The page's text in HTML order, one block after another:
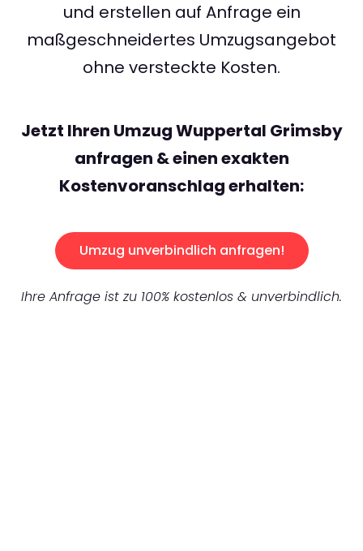
und erstellen auf Anfrage ein
maßgeschneidertes Umzugsangebot
ohne versteckte Kosten.
Jetzt Ihren Umzug Wuppertal Grimsby
anfragen & einen exakten
Kostenvoranschlag erhalten:
Umzug unverbindlich anfragen!
Ihre Anfrage ist zu 100% kostenlos & unverbindlich.